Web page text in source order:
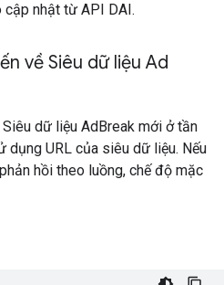
cập nhật từ API DAI.
về Siêu dữ liệu Ad
dữ liệu AdBreak mới ở tần
dụng URL của siêu dữ liệu. Nếu
hồi theo luồng, chế độ mặc